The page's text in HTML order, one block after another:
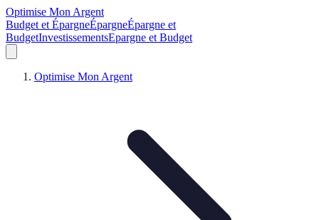
Optimise Mon Argent
Budget et ÉpargneÉpargneÉpargne et
BudgetInvestissementsEpargne et Budget
Optimise Mon Argent